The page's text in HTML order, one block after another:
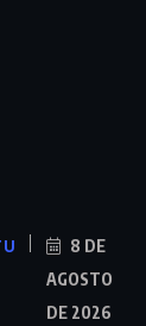
8 DE
AGOSTO
DE 2026